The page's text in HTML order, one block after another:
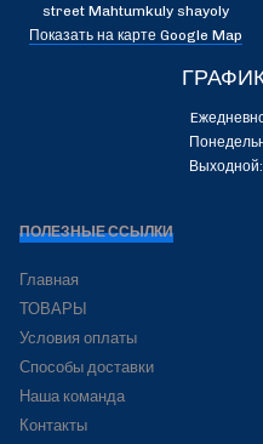
street Mahtumkuly shayoly
Показать на карте Google Map
ПОЛЕЗНЫЕ ССЫЛКИ
Главная
ТОВАРЫ
Условия оплаты
Способы доставки
Наша команда
Контакты